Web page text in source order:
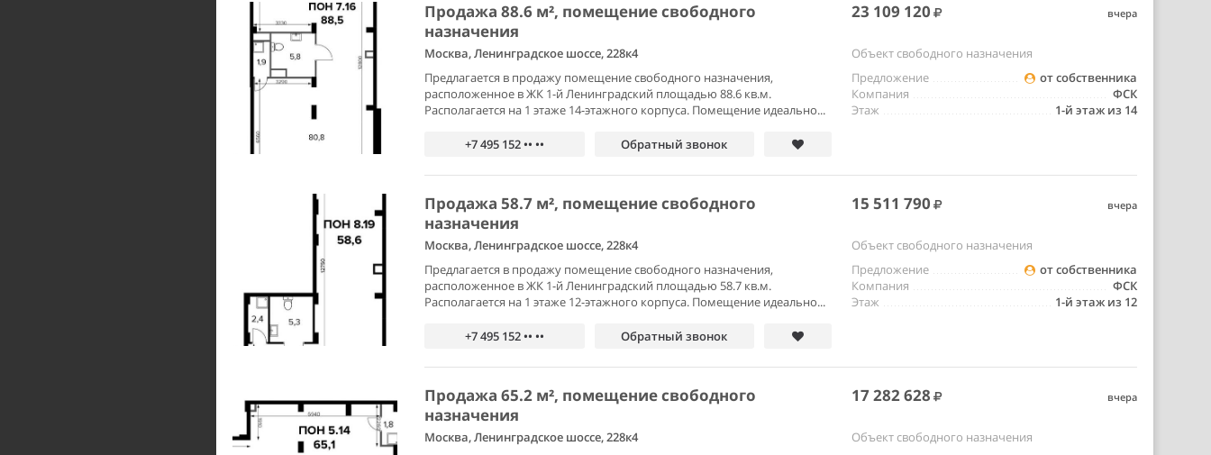
Продажа 88.6 м², помещение свободного
назначения
23 109 120 вчера
Москва, Ленинградское шоссе, 228к4
Объект свободного назначения
Предлагается в продажу помещение свободного назначения,
расположенное в ЖК 1-й Ленинградский площадью 88.6 кв.м.
Располагается на 1 этаже 14-этажного корпуса. Помещение идеально...
от собственника
Предложение
ФСК
Компания
1-й этаж из 14
Этаж
+7 495 152 •• •• Обратный звонок
Продажа 58.7 м², помещение свободного
назначения
15 511 790 вчера
Москва, Ленинградское шоссе, 228к4
Объект свободного назначения
Предлагается в продажу помещение свободного назначения,
расположенное в ЖК 1-й Ленинградский площадью 58.7 кв.м.
Располагается на 1 этаже 12-этажного корпуса. Помещение идеально...
от собственника
Предложение
ФСК
Компания
1-й этаж из 12
Этаж
+7 495 152 •• •• Обратный звонок
Продажа 65.2 м², помещение свободного
назначения
17 282 628 вчера
Москва, Ленинградское шоссе, 228к4
Объект свободного назначения